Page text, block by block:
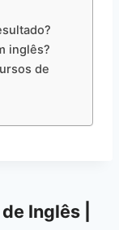
inglês?
de
Inglês |